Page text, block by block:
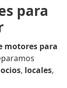
para
motores para
, locales,